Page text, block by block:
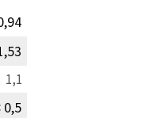
1,1
0,5